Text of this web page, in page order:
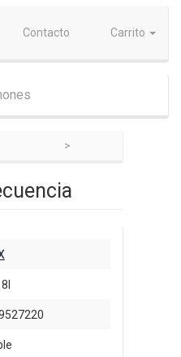
Contacto Carrito